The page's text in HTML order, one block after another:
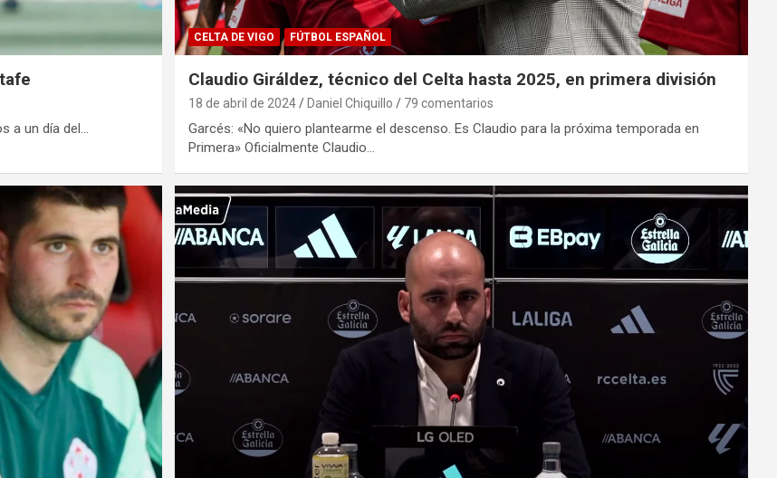
a un día del…
CELTA DE VIGO FÚTBOL ESPAÑOL
Claudio Giráldez, técnico del Celta hasta 2025, en primera división
18 de abril de 2024 Daniel Chiquillo 79 comentarios
Garcés: «No quiero plantearme el descenso. Es Claudio para la próxima temporada en
Primera» Oficialmente Claudio…